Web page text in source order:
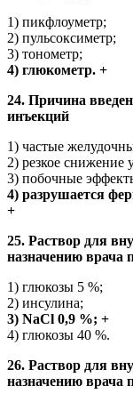
1) пикфлоуметр;
2) пульсоксиметр;
3) тонометр;
4) глюкометр. +
24. Причина
инъекций
1) частые
2) резкое снижение
3) побочные
4) разрушается
+
25. Раствор для
назначению врача
1) глюкозы 5 %;
2) инсулина;
3) NaCl 0,9 %; +
4) глюкозы 40 %.
26. Раствор для
назначению врача